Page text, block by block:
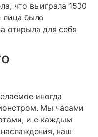
что выиграла 1500
лица было
открыла для себя
иногда
Мы часами
и с каждым
наш